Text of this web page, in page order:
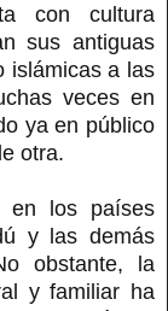
con cultura
sus antiguas
islámicas a las
veces en
ya en público
otra.
en los países
y las demás
obstante, la
y familiar ha